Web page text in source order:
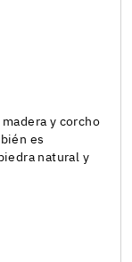
madera y corcho
es
natural y